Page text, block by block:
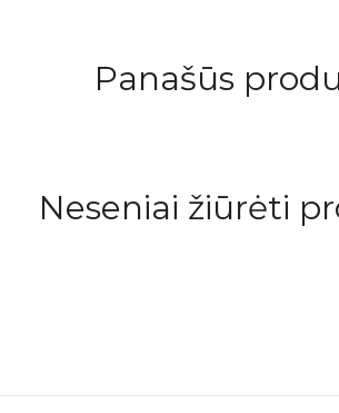
Panašūs
Neseniai žiūrėti